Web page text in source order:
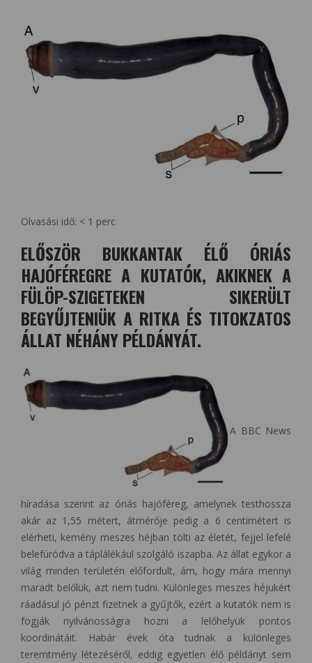
Olvasási idő: < 1 perc
ELŐSZÖR BUKKANTAK ÉLŐ ÓRIÁS
HAJÓFÉREGRE A KUTATÓK, AKIKNEK A
FÜLÖP-SZIGETEKEN SIKERÜLT
BEGYŰJTENIÜK A RITKA ÉS TITOKZATOS
ÁLLAT NÉHÁNY PÉLDÁNYÁT.
A BBC News
híradása szerint az óriás hajóféreg, amelynek testhossza
akár az 1,55 métert, átmérője pedig a 6 centimétert is
elérheti, kemény meszes héjban tölti az életét, fejjel lefelé
belefúródva a táplálékául szolgáló iszapba. Az állat egykor a
világ minden területén előfordult, ám, hogy mára mennyi
maradt belőlük, azt nem tudni. Különleges meszes héjukért
ráadásul jó pénzt fizetnek a gyűjtők, ezért a kutatók nem is
fogják nyilvánosságra hozni a lelőhelyük pontos
koordinátáit. Habár évek óta tudnak a különleges
teremtmény létezéséről, eddig egyetlen élő példányt sem